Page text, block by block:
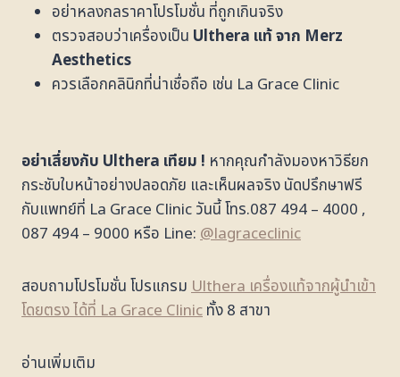
อย่าหลงกลราคาโปรโมชั่น ที่ถูกเกินจริง
ตรวจสอบว่าเครื่องเป็น Ulthera แท้ จาก Merz
Aesthetics
ควรเลือกคลินิกที่น่าเชื่อถือ เช่น La Grace Clinic
อย่าเสี่ยงกับ Ulthera เทียม ! หากคุณกำลังมองหาวิธียก
กระชับใบหน้าอย่างปลอดภัย และเห็นผลจริง นัดปรึกษาฟรี
กับแพทย์ที่ La Grace Clinic วันนี้ โทร.087 494 – 4000 ,
087 494 – 9000 หรือ Line:@lagraceclinic
สอบถามโปรโมชั่น โปรแกรมUlthera เครื่องแท้จากผู้นำเข้า
โดยตรง ได้ที่ La Grace Clinicทั้ง 8 สาขา
อ่านเพิ่มเติม